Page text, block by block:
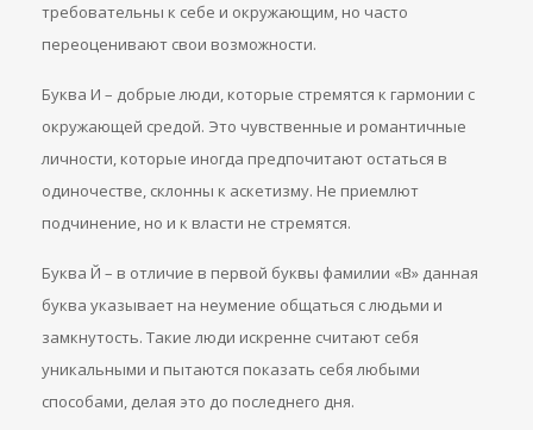
требовательны к себе и окружающим, но часто
переоценивают свои возможности.
Буква И – добрые люди, которые стремятся к гармонии с
окружающей средой. Это чувственные и романтичные
личности, которые иногда предпочитают остаться в
одиночестве, склонны к аскетизму. Не приемлют
подчинение, но и к власти не стремятся.
Буква Й – в отличие в первой буквы фамилии «В» данная
буква указывает на неумение общаться с людьми и
замкнутость. Такие люди искренне считают себя
уникальными и пытаются показать себя любыми
способами, делая это до последнего дня.